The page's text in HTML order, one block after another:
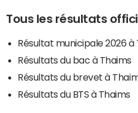
Tous les résultats
Résultat municipale 2026 à
Résultats du bac à Thaims
Résultats du brevet à
Résultats du BTS à Thaims